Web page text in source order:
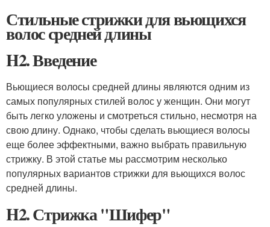
Стильные стрижки для вьющихся
волос средней длины
H2. Введение
Вьющиеся волосы средней длины являются одним из
самых популярных стилей волос у женщин. Они могут
быть легко уложены и смотреться стильно, несмотря на
свою длину. Однако, чтобы сделать вьющиеся волосы
еще более эффектными, важно выбрать правильную
стрижку. В этой статье мы рассмотрим несколько
популярных вариантов стрижки для вьющихся волос
средней длины.
H2. Стрижка "Шифер"